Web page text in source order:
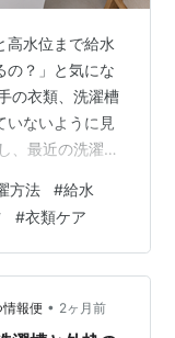
高水位まで給水
の？」と気にな
の衣類、洗濯槽
いないように見
、最近の洗濯機
ンをしようと高
水位が低くて
あります。 その
整できたり、一
することもあ
じ方…
方法 #給水
#衣類ケア
報便 • 2ヶ月前